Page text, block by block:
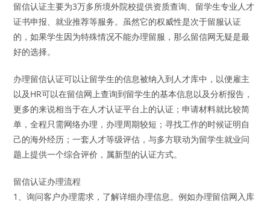
留信认证主要为3万多所境外院校提供资质查询、留学生专业人才
证书申报、就业推荐等服务。虽然它的权威性是次于留服认证
的，如果学生因为特殊情况不能办理留服，那么留信网无疑是最
好的选择。
办理留信认证可以让留学生的信息被纳入到人才库中，以便雇主
以及HR可以在留信网上查询到留学生的基本信息以及分析报告，
更多的来说相当于在人才认证平台上的认证；申请材料就比较简
单，全程只需网络办理，办理周期较短；寻找工作的时候证明自
己的海外经历；一套人才等级评估，与多方联动为留学生就业问
题上提供一个综合评价，属新型的认证方式。
留信认证办理流程
1、询问客户办理需求，了解详细办理信息。例如办理留信网入库